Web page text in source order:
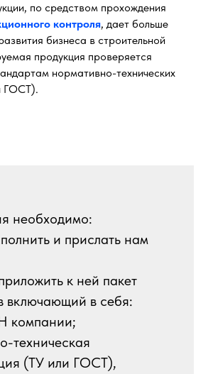
по средством прохождения
контроля, дает больше
бизнеса в строительной
продукция проверяется
нормативно-технических
ГОСТ).
необходимо:
и прислать нам
к ней пакет
включающий в себя:
компании;
техническая
(ТУ или ГОСТ),